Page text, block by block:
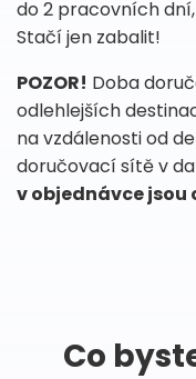
do 2 pracovních
Stačí jen zabalit!
POZOR! Doba
odlehlejších
na vzdálenosti od
doručovací sítě v
v objednávce
Co